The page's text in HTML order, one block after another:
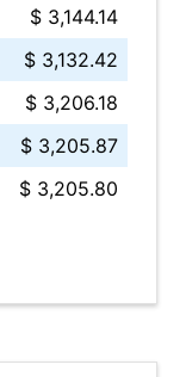
$ 3,144.14
$ 3,132.42
$ 3,206.18
$ 3,205.87
$ 3,205.80